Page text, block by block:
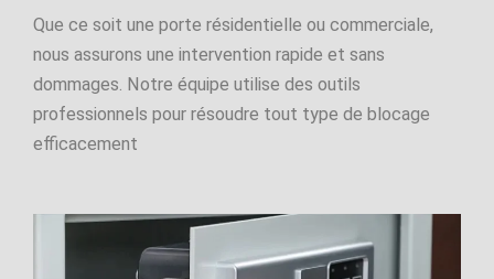
Que ce soit une porte résidentielle ou commerciale,
nous assurons une intervention rapide et sans
dommages. Notre équipe utilise des outils
professionnels pour résoudre tout type de blocage
efficacement